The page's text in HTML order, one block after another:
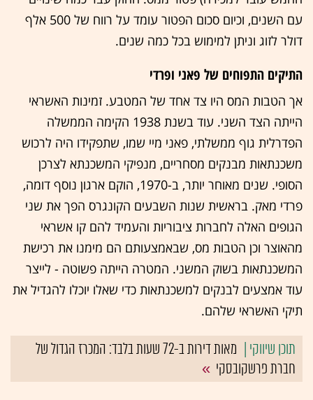
עם השנים, וכיום סכום הפטור עומד על רווח של 500 אלף
דולר לזוג וניתן למימוש בכל כמה שנים.
התיקים התפוחים של פאני ופרדי
אך הטבות המס היו צד אחד של המטבע. זמינות האשראי
הייתה הצד השני. עוד בשנת 1938 הקימה הממשלה
הפדרלית גוף ממשלתי, פאני מיי שמו, שתפקידו היה לרכוש
משכנתאות מבנקים מסחריים, מנפיקי המשכנתא לצרכן
הסופי. שנים מאוחר יותר, ב-1970, הוקם ארגון נוסף דומה,
פרדי מאק. בראשית שנות השבעים הקונגרס הפך את שני
הגופים האלה לחברות ציבוריות והעמיד להם קו אשראי
מהאוצר וכן הטבות מס, שבאמצעותם הם מימנו את רכישת
המשכנתאות בשוק המשני. המטרה הייתה פשוטה - לייצר
עוד אמצעים לבנקים למשכנתאות כדי שאלו יוכלו להגדיל את
תיקי האשראי שלהם.
מאות דירות ב-72 שעות בלבד: המכרז הגדול של
חברת פרשקובסקי